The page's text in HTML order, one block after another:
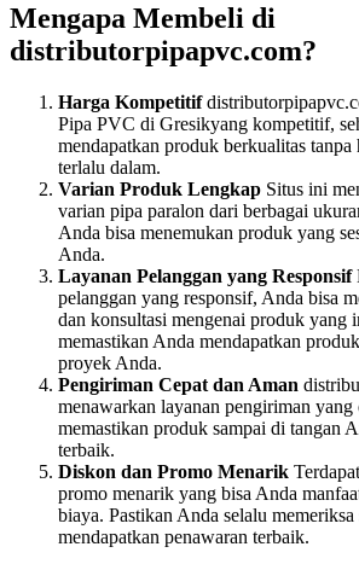
Mengapa Membeli di
distributorpipapvc.com?
Harga Kompetitif
Pipa PVC di Gresikyang kompetitif,
mendapatkan produk berkualitas
terlalu dalam.
Varian Produk Lengkap Situs ini
varian pipa paralon dari berbagai
Anda bisa menemukan produk yang
Anda.
Layanan Pelanggan yang Responsif
pelanggan yang responsif, Anda bisa
dan konsultasi mengenai produk
memastikan Anda mendapatkan
proyek Anda.
Pengiriman Cepat dan Aman
menawarkan layanan pengiriman yang
memastikan produk sampai di tangan
terbaik.
Diskon dan Promo Menarik
promo menarik yang bisa Anda
biaya. Pastikan Anda selalu
mendapatkan penawaran terbaik.